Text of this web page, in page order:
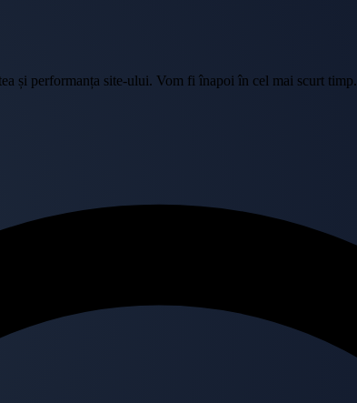
și performanța site-ului. Vom fi înapoi în cel mai scurt timp.